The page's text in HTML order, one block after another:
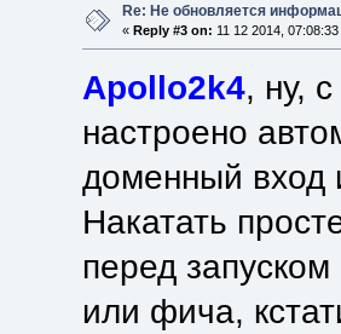
Re: Не обновляется
« Reply #3 on: 11 12 2014, 07:08:33
Apollo2k4, ну,
настроено
доменный вход
Накатать
перед
или фича,